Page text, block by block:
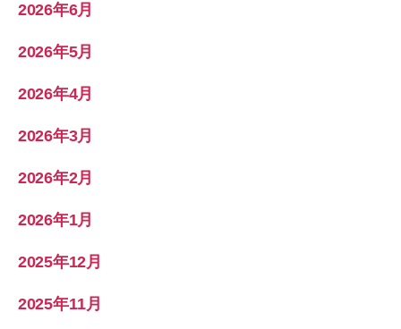
2026年6月
2026年5月
2026年4月
2026年3月
2026年2月
2026年1月
2025年12月
2025年11月